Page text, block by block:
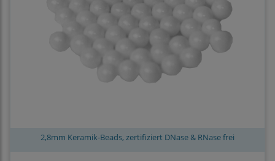
2,8mm Keramik-Beads, zertifiziert DNase & RNase frei